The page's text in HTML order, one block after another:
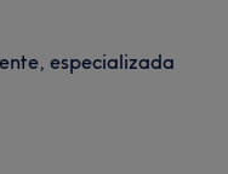
especializada